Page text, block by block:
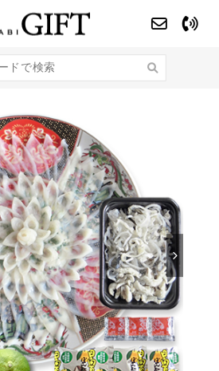
をご提案します。